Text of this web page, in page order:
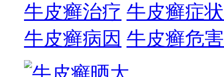
牛皮癣治疗 牛皮癣症状
牛皮癣病因 牛皮癣危害